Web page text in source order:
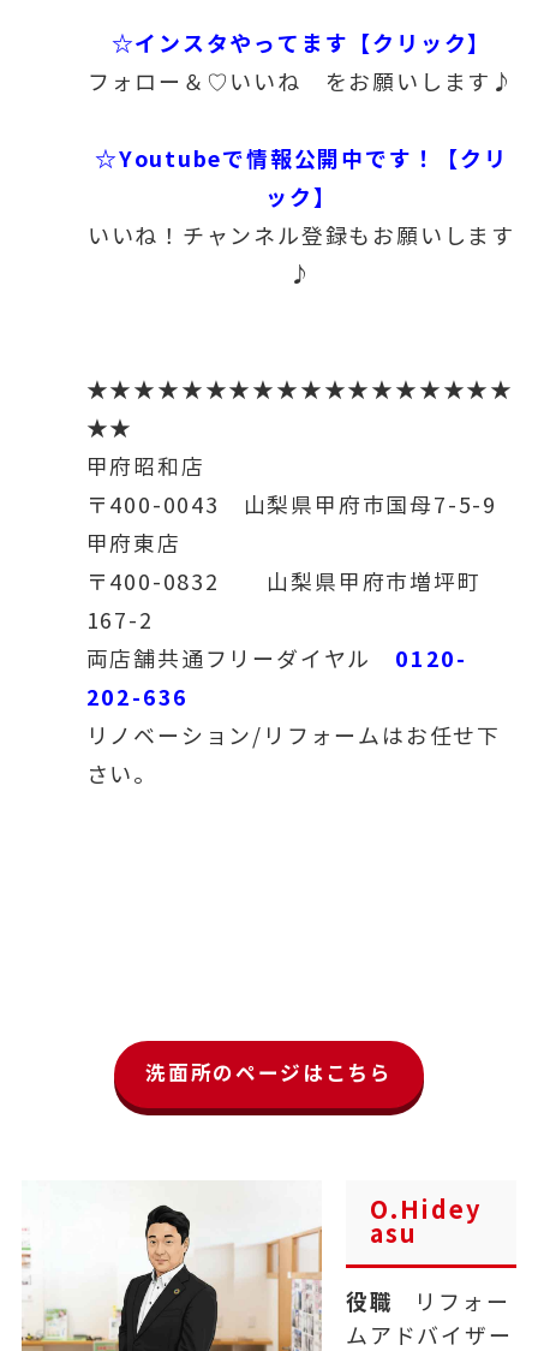
☆インスタやってます【クリック】
フォロー＆♡いいね をお願いします♪
☆Youtubeで情報公開中です！【クリ
ック】
いいね！チャンネル登録もお願いします
♪
★★★★★★★★★★★★★★★★★★
★★
甲府昭和店
〒400-0043 山梨県甲府市国母7-5-9
甲府東店
〒400-0832 山梨県甲府市増坪町
167-2
両店舗共通フリーダイヤル 0120-
202-636
リノベーション/リフォームはお任せ下
さい。
洗面所のページはこちら
O.Hidey
asu
役職
リフォー
ムアドバイザー